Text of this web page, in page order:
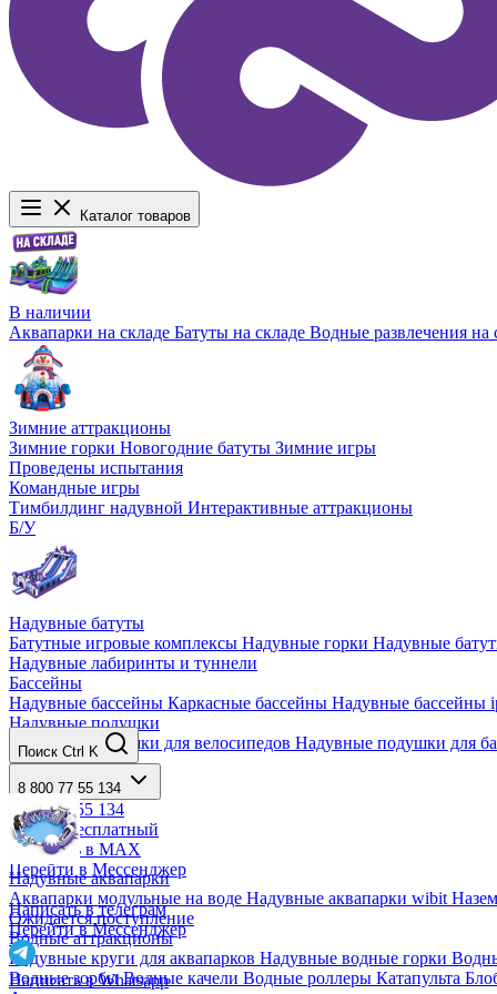
Каталог товаров
В наличии
Аквапарки на складе Батуты на складе Водные развлечения на
Зимние аттракционы
Зимние горки Новогодние батуты Зимние игры
Проведены испытания
Командные игры
Тимбилдинг надувной Интерактивные аттракционы
Б/У
Надувные батуты
Батутные игровые комплексы Надувные горки Надувные
Надувные лабиринты и туннели
Бассейны
Надувные бассейны Каркасные бассейны Надувные бассейны
Надувные подушки
Надувные подушки для велосипедов Надувные подушки для
Надувные тенты
Надувные тенты
Надувные аквапарки
Аквапарки модульные на воде Надувные аквапарки wibit
Ожидается поступление
Водные аттракционы
Надувные круги для аквапарков Надувные водные горки
Водные зорбыВодные качели Водные роллеры Катапульта
Поиск Ctrl K
8 800 77 55 134
8 800 77 55 134
Звонок бесплатный
Написать в MAX
Перейти в Мессенджер
Написать в телеграм
Перейти в Мессенджер
Написать в Whatsapp